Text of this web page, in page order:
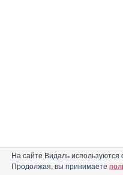
На сайте Видаль
Продолжая, вы принимаете